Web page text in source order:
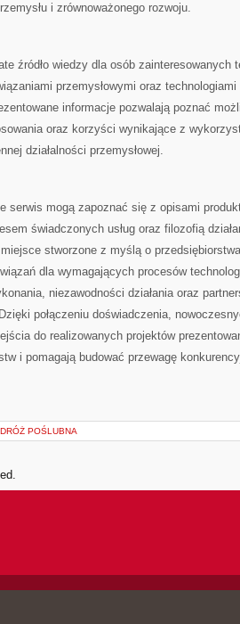
i zrównoważonego rozwoju.
źródło wiedzy dla osób zainteresowanych
przemysłowymi oraz
informacje pozwalają poznać
oraz korzyści wynikające z
działalności przemysłowej.
serwis mogą zapoznać się z opisami
świadczonych usług oraz filozofią
stworzone z myślą o
dla wymagających procesów
niezawodności działania oraz
połączeniu doświadczenia,
do realizowanych projektów
i pomagają budować przewagę
POŚLUBNA